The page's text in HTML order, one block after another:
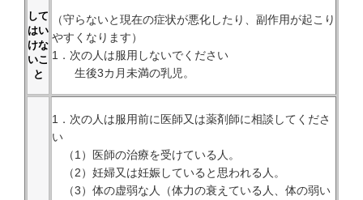
して
はい
けな
いこ
と
（守らないと現在の症状が悪化したり、副作用が起こり
やすくなります）
1．次の人は服用しないでください
生後3カ月未満の乳児。
1．次の人は服用前に医師又は薬剤師に相談してくださ
い
（1）医師の治療を受けている人。
（2）妊婦又は妊娠していると思われる人。
（3）体の虚弱な人（体力の衰えている人、体の弱い